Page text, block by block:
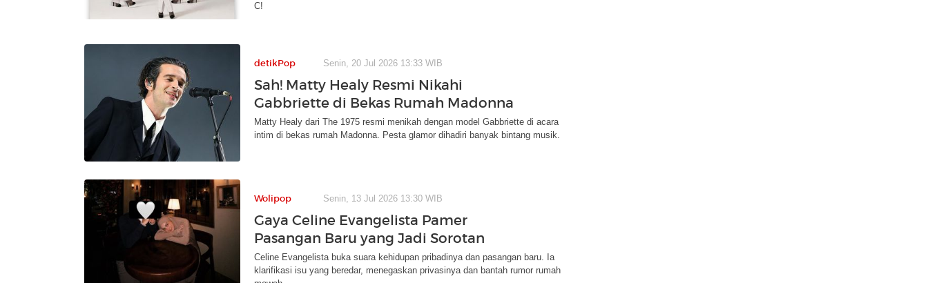
C!
detikPop Senin, 20 Jul 2026 13:33 WIB
Sah! Matty Healy Resmi Nikahi
Gabbriette di Bekas Rumah Madonna
Matty Healy dari The 1975 resmi menikah dengan model Gabbriette di acara
intim di bekas rumah Madonna. Pesta glamor dihadiri banyak bintang musik.
Wolipop Senin, 13 Jul 2026 13:30 WIB
Gaya Celine Evangelista Pamer
Pasangan Baru yang Jadi Sorotan
Celine Evangelista buka suara kehidupan pribadinya dan pasangan baru. Ia
klarifikasi isu yang beredar, menegaskan privasinya dan bantah rumor rumah